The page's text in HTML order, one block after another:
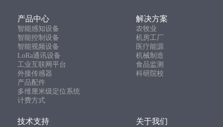
产品中心 解决方案
智能感知设备
农牧业
智能控制设备
机房工厂
智能视频设备
医疗能源
LoRa通讯设备
机械制造
工业互联网平台
食品监测
外接传感器
科研院校
产品配件
多维厘米级定位系统
计费方式
技术支持 关于我们